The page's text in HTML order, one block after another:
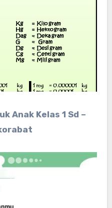
Anak Kelas 1 Sd –